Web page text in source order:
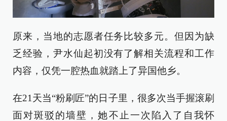
原来，当地的志愿者任务比较多元。但因为缺
乏经验，尹水仙起初没有了解相关流程和工作
内容，仅凭一腔热血就踏上了异国他乡。
在21天当“粉刷匠”的日子里，很多次当手握滚刷
面对斑驳的墙壁，她不止一次陷入了自我怀